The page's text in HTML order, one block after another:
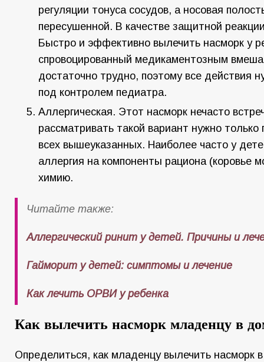
регуляции тонуса сосудов, а носовая
пересушенной. В качестве защитной
Быстро и эффективно вылечить насморк у
спровоцированный медикаментозным
достаточно трудно, поэтому все действия
под контролем педиатра.
Аллергическая. Этот насморк нечасто
рассматривать такой вариант нужно только
всех вышеуказанных. Наиболее часто у
аллергия на компоненты рациона (коровье
химию.
Читайте также:
Аллергический ринит у детей. Причины и
Гайморит у детей: симптомы и лечение
Как лечить ОРВИ у ребенка
Как вылечить насморк младенцу в
Определиться, как младенцу вылечить насморк